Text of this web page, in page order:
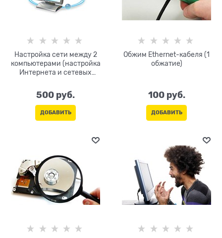
Настройка сети между 2
компьютерами (настройка
Интернета и сетевых
500 руб.
ДОБАВИТЬ
Обжим Ethernet-кабеля (1
обжатие)
100 руб.
ДОБАВИТЬ